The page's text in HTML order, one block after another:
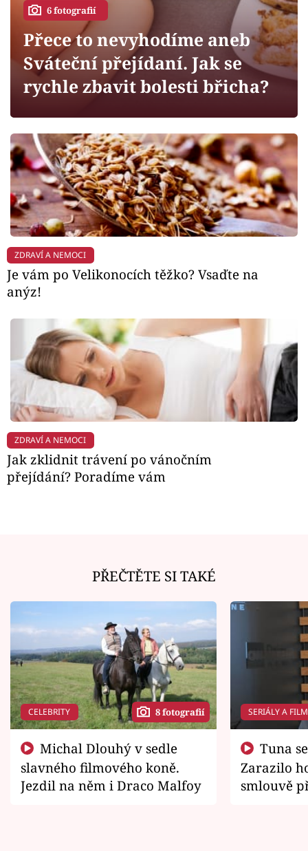
Sledujte prima+
Filmový festival Karlovy Vary
Mámy sobě
Přihlášení
Sledujte nás
6 fotografií
Přece to nevyhodíme aneb
Sváteční přejídaní. Jak se
rychle zbavit bolesti břicha?
ZDRAVÍ A NEMOCI
Je vám po Velikonocích těžko? Vsaďte na
anýz!
ZDRAVÍ A NEMOCI
Jak zklidnit trávení po vánočním
přejídání? Poradíme vám
PŘEČTĚTE SI TAKÉ
CELEBRITY 8 fotografií
slavného filmového koně.
Jezdil na něm i Draco Malfoy
SERIÁLY A
Zarazilo
smlouvě